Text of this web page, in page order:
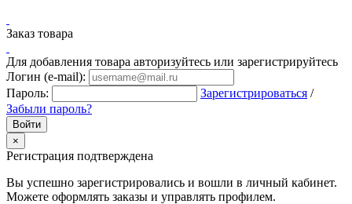
Заказ товара
Для добавления товара авторизуйтесь или зарегистрируйтесь
Логин (e-mail):
Пароль:
Зарегистрироваться /
Забыли пароль?
×
Регистрация подтверждена
Вы успешно зарегистрировались и вошли в личный кабинет.
Можете оформлять заказы и управлять профилем.